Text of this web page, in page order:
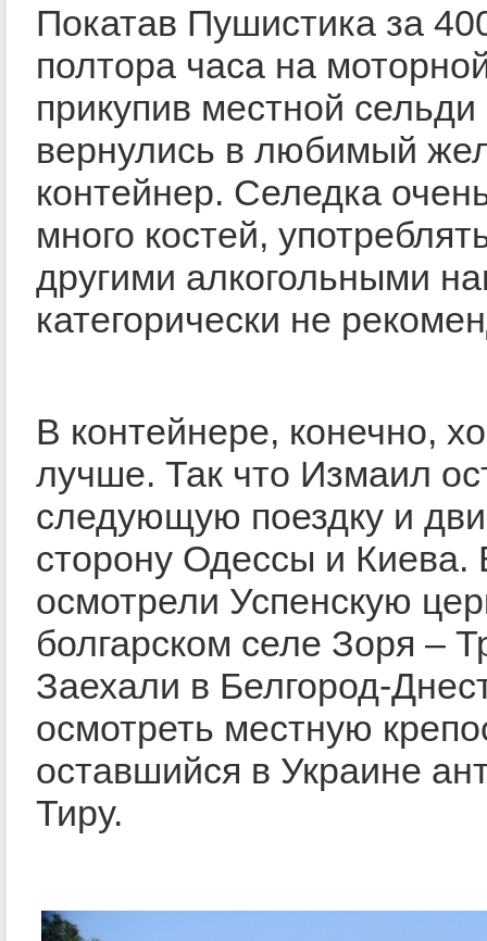
Покатав Пушистика за
полтора часа на
прикупив местной
вернулись в любимый
контейнер. Селедка
много костей,
другими алкогольными
категорически не
В контейнере, конечно,
лучше. Так что Измаил
следующую поездку и
сторону Одессы и Киева.
осмотрели Успенскую
болгарском селе Зоря –
Заехали в Белгород-
осмотреть местную
оставшийся в Украине
Тиру.